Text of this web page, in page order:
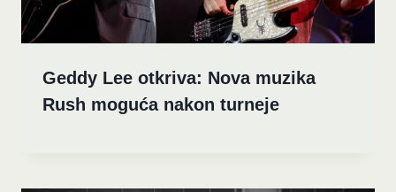
Geddy Lee otkriva: Nova muzika
Rush moguća nakon turneje